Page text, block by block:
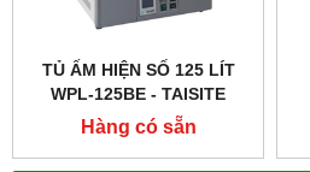
TỦ ẤM HIỆN SỐ 125 LÍT
WPL-125BE - TAISITE
Hàng có sẵn